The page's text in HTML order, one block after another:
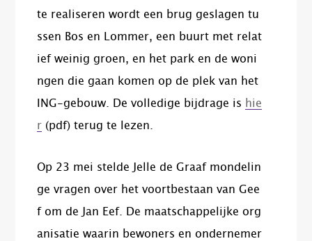
te realiseren wordt een brug geslagen tu
ssen Bos en Lommer, een buurt met relat
ief weinig groen, en het park en de woni
ngen die gaan komen op de plek van het
ING-gebouw. De volledige bijdrage is hie
r(pdf) terug te lezen.
Op 23 mei stelde Jelle de Graaf mondelin
ge vragen over het voortbestaan van Gee
f om de Jan Eef. De maatschappelijke org
anisatie waarin bewoners en ondernemer